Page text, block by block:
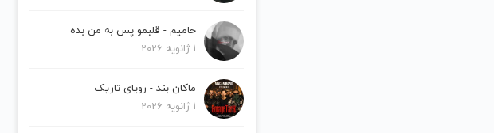
حامیم - قلبمو پس به من بده
1 ژانویه 2026
ماکان بند - رویای تاریک
1 ژانویه 2026